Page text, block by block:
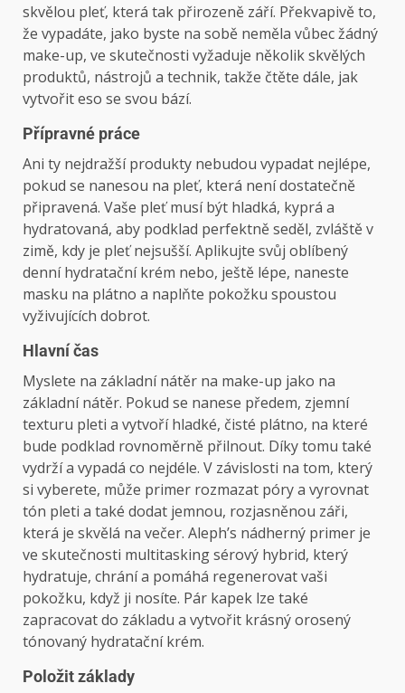
skvělou pleť, která tak přirozeně září. Překvapivě to,
že vypadáte, jako byste na sobě neměla vůbec žádný
make-up, ve skutečnosti vyžaduje několik skvělých
produktů, nástrojů a technik, takže čtěte dále, jak
vytvořit eso se svou bází.
Přípravné práce
Ani ty nejdražší produkty nebudou vypadat nejlépe,
pokud se nanesou na pleť, která není dostatečně
připravená. Vaše pleť musí být hladká, kyprá a
hydratovaná, aby podklad perfektně seděl, zvláště v
zimě, kdy je pleť nejsušší. Aplikujte svůj oblíbený
denní hydratační krém nebo, ještě lépe, naneste
masku na plátno a naplňte pokožku spoustou
vyživujících dobrot.
Hlavní čas
Myslete na základní nátěr na make-up jako na
základní nátěr. Pokud se nanese předem, zjemní
texturu pleti a vytvoří hladké, čisté plátno, na které
bude podklad rovnoměrně přilnout. Díky tomu také
vydrží a vypadá co nejdéle. V závislosti na tom, který
si vyberete, může primer rozmazat póry a vyrovnat
tón pleti a také dodat jemnou, rozjasněnou záři,
která je skvělá na večer. Aleph’s nádherný primer je
ve skutečnosti multitasking sérový hybrid, který
hydratuje, chrání a pomáhá regenerovat vaši
pokožku, když ji nosíte. Pár kapek lze také
zapracovat do základu a vytvořit krásný orosený
tónovaný hydratační krém.
Položit základy